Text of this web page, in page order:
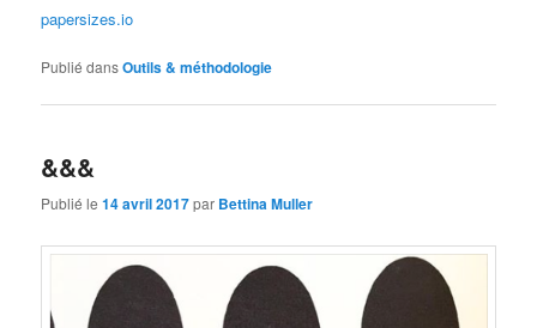
papersizes.io
Publié dansOutils & méthodologie
&&&
Publié le14 avril 2017par Bettina Muller